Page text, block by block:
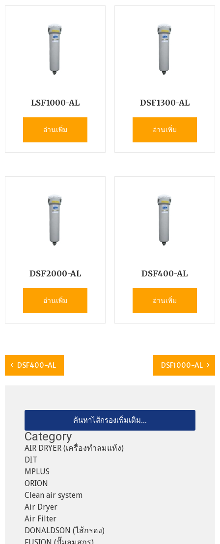
LSF1000-AL
อ่านเพิ่ม
DSF1300-AL
อ่านเพิ่ม
DSF2000-AL
อ่านเพิ่ม
DSF400-AL
อ่านเพิ่ม
DSF400-AL DSF1000-AL
ค้นหาไส้กรองเพิ่มเติม...
Category
AIR DRYER (เครื่องทำลมแห้ง)
DIT
MPLUS
ORION
Clean air system
Air Dryer
Air Filter
DONALDSON (ไส้กรอง)
FUSION (ปั๊มลมสกรู)